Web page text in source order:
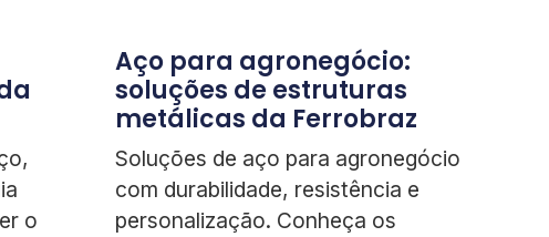
o
Aço para agronegócio:
soluções de estruturas
metálicas da Ferrobraz
Soluções de aço para agronegócio
com durabilidade, resistência e
personalização. Conheça os